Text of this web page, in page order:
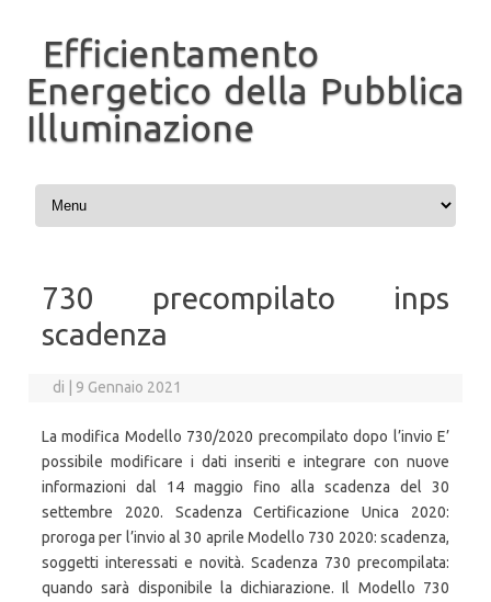
Efficientamento
Energetico della Pubblica
Illuminazione
Vai al contenuto
730 precompilato inps
scadenza
di 9 Gennaio 2021
La modifica Modello 730/2020 precompilato dopo l’invio E’
possibile modificare i dati inseriti e integrare con nuove
informazioni dal 14 maggio fino alla scadenza del 30
settembre 2020. Scadenza Certificazione Unica 2020:
proroga per l’invio al 30 aprile Modello 730 2020: scadenza,
soggetti interessati e novità. Scadenza 730 precompilata:
quando sarà disponibile la dichiarazione. Il Modello 730